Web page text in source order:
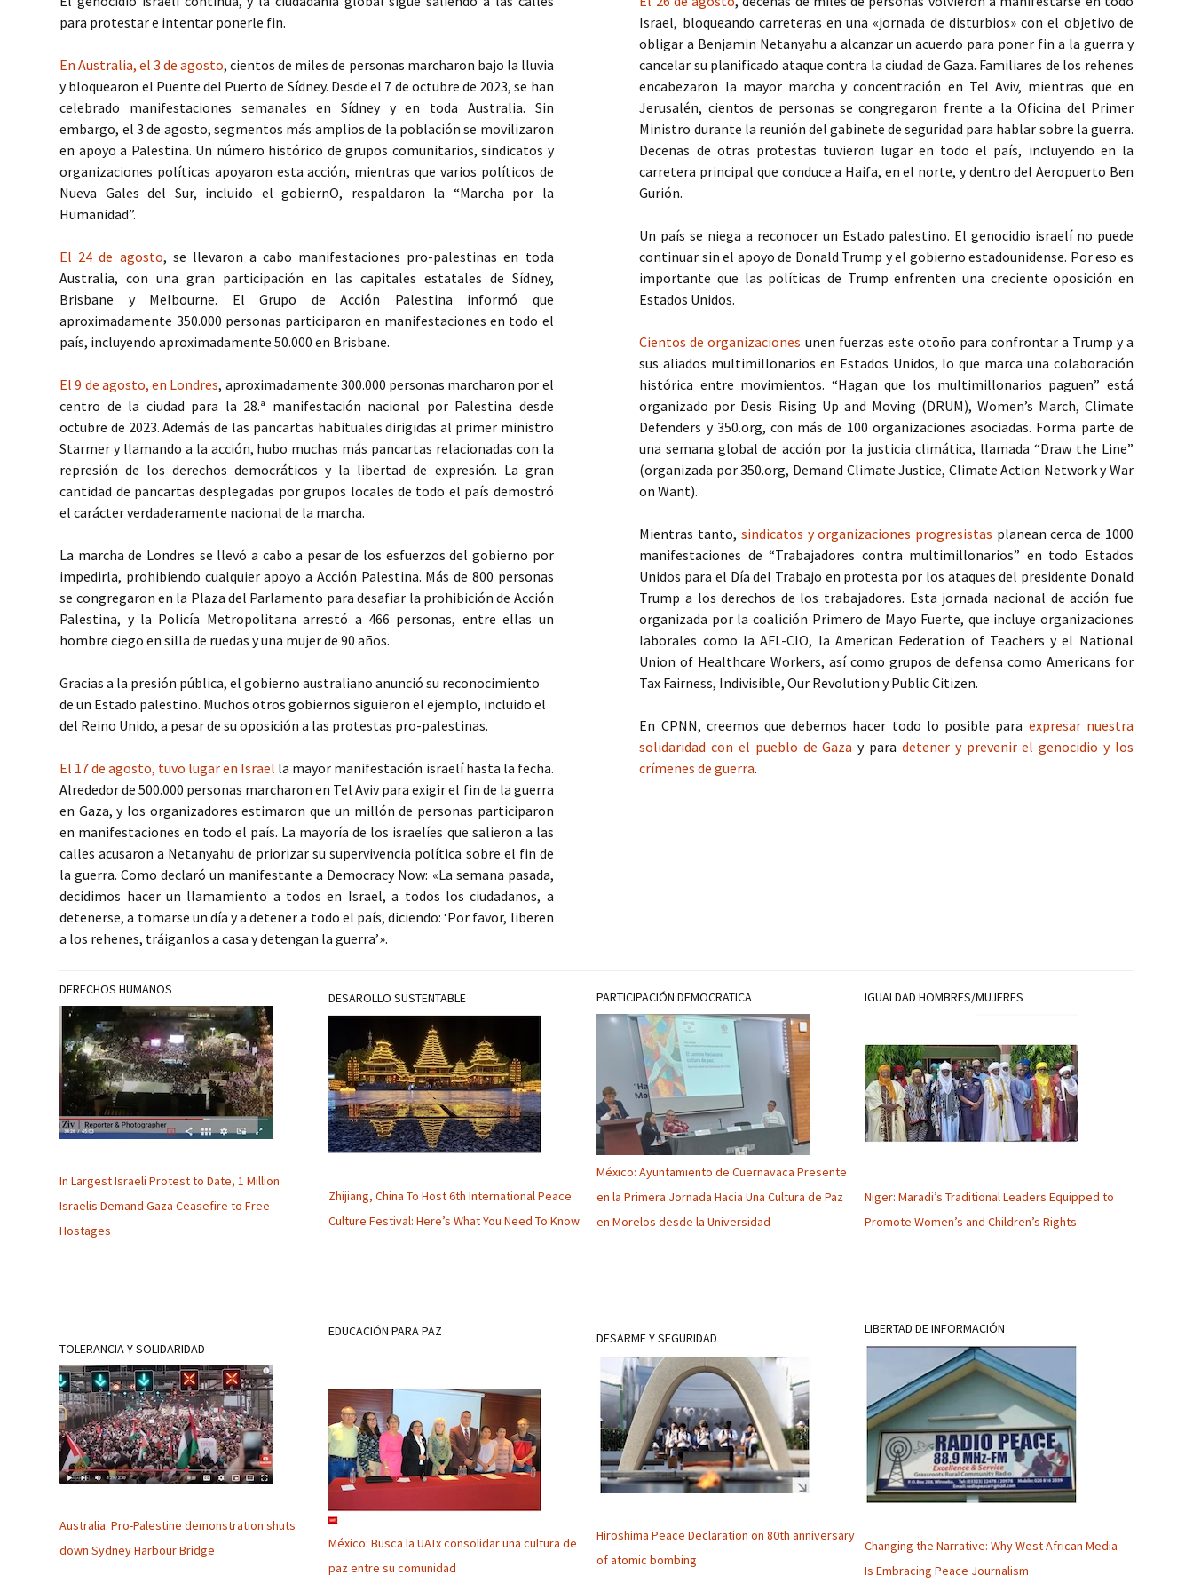
para protestar e intentar ponerle fin.
En Australia, el 3 de agosto, cientos de miles de personas marcharon bajo la lluvia
y bloquearon el Puente del Puerto de Sídney. Desde el 7 de octubre de 2023, se han
celebrado manifestaciones semanales en Sídney y en toda Australia. Sin
embargo, el 3 de agosto, segmentos más amplios de la población se movilizaron
en apoyo a Palestina. Un número histórico de grupos comunitarios, sindicatos y
organizaciones políticas apoyaron esta acción, mientras que varios políticos de
Nueva Gales del Sur, incluido el gobiernO, respaldaron la “Marcha por la
Humanidad”.
El 24 de agosto, se llevaron a cabo manifestaciones pro-palestinas en toda
Australia, con una gran participación en las capitales estatales de Sídney,
Brisbane y Melbourne. El Grupo de Acción Palestina informó que
aproximadamente 350.000 personas participaron en manifestaciones en todo el
país, incluyendo aproximadamente 50.000 en Brisbane.
El 9 de agosto, en Londres, aproximadamente 300.000 personas marcharon por el
centro de la ciudad para la 28.ª manifestación nacional por Palestina desde
octubre de 2023. Además de las pancartas habituales dirigidas al primer ministro
Starmer y llamando a la acción, hubo muchas más pancartas relacionadas con la
represión de los derechos democráticos y la libertad de expresión. La gran
cantidad de pancartas desplegadas por grupos locales de todo el país demostró
el carácter verdaderamente nacional de la marcha.
La marcha de Londres se llevó a cabo a pesar de los esfuerzos del gobierno por
impedirla, prohibiendo cualquier apoyo a Acción Palestina. Más de 800 personas
se congregaron en la Plaza del Parlamento para desafiar la prohibición de Acción
Palestina, y la Policía Metropolitana arrestó a 466 personas, entre ellas un
hombre ciego en silla de ruedas y una mujer de 90 años.
Gracias a la presión pública, el gobierno australiano anunció su reconocimiento
de un Estado palestino. Muchos otros gobiernos siguieron el ejemplo, incluido el
del Reino Unido, a pesar de su oposición a las protestas pro-palestinas.
El 17 de agosto, tuvo lugar en Israel la mayor manifestación israelí hasta la fecha.
Alrededor de 500.000 personas marcharon en Tel Aviv para exigir el fin de la guerra
en Gaza, y los organizadores estimaron que un millón de personas participaron
en manifestaciones en todo el país. La mayoría de los israelíes que salieron a las
calles acusaron a Netanyahu de priorizar su supervivencia política sobre el fin de
la guerra. Como declaró un manifestante a Democracy Now: «La semana pasada,
decidimos hacer un llamamiento a todos en Israel, a todos los ciudadanos, a
detenerse, a tomarse un día y a detener a todo el país, diciendo: ‘Por favor, liberen
a los rehenes, tráiganlos a casa y detengan la guerra’».
Israel, bloqueando carreteras en una «jornada de disturbios» con el objetivo de
obligar a Benjamin Netanyahu a alcanzar un acuerdo para poner fin a la guerra y
cancelar su planificado ataque contra la ciudad de Gaza. Familiares de los rehenes
encabezaron la mayor marcha y concentración en Tel Aviv, mientras que en
Jerusalén, cientos de personas se congregaron frente a la Oficina del Primer
Ministro durante la reunión del gabinete de seguridad para hablar sobre la guerra.
Decenas de otras protestas tuvieron lugar en todo el país, incluyendo en la
carretera principal que conduce a Haifa, en el norte, y dentro del Aeropuerto Ben
Gurión.
Un país se niega a reconocer un Estado palestino. El genocidio israelí no puede
continuar sin el apoyo de Donald Trump y el gobierno estadounidense. Por eso es
importante que las políticas de Trump enfrenten una creciente oposición en
Estados Unidos.
Cientos de organizaciones unen fuerzas este otoño para confrontar a Trump y a
sus aliados multimillonarios en Estados Unidos, lo que marca una colaboración
histórica entre movimientos. “Hagan que los multimillonarios paguen” está
organizado por Desis Rising Up and Moving (DRUM), Women’s March, Climate
Defenders y 350.org, con más de 100 organizaciones asociadas. Forma parte de
una semana global de acción por la justicia climática, llamada “Draw the Line”
(organizada por 350.org, Demand Climate Justice, Climate Action Network y War
on Want).
Mientras tanto, sindicatos y organizaciones progresistas planean cerca de 1000
manifestaciones de “Trabajadores contra multimillonarios” en todo Estados
Unidos para el Día del Trabajo en protesta por los ataques del presidente Donald
Trump a los derechos de los trabajadores. Esta jornada nacional de acción fue
organizada por la coalición Primero de Mayo Fuerte, que incluye organizaciones
laborales como la AFL-CIO, la American Federation of Teachers y el National
Union of Healthcare Workers, así como grupos de defensa como Americans for
Tax Fairness, Indivisible, Our Revolution y Public Citizen.
En CPNN, creemos que debemos hacer todo lo posible para expresar nuestra
solidaridad con el pueblo de Gazay para detener y prevenir el genocidio y los
crímenes de guerra.
DERECHOS HUMANOS
In Largest Israeli Protest to Date, 1 Million
Israelis Demand Gaza Ceasefire to Free
Hostages
DESAROLLO SUSTENTABLE
Zhijiang, China To Host 6th International Peace
Culture Festival: Here’s What You Need To Know
PARTICIPACIÓN DEMOCRATICA
México: Ayuntamiento de Cuernavaca Presente
en la Primera Jornada Hacia Una Cultura de Paz
en Morelos desde la Universidad
IGUALDAD HOMBRES/MUJERES
Niger: Maradi’s Traditional Leaders Equipped to
Promote Women’s and Children’s Rights
TOLERANCIA Y SOLIDARIDAD
Australia: Pro-Palestine demonstration shuts
down Sydney Harbour Bridge
EDUCACIÓN PARA PAZ
México: Busca la UATx consolidar una cultura de
paz entre su comunidad
DESARME Y SEGURIDAD
Hiroshima Peace Declaration on 80th anniversary
of atomic bombing
LIBERTAD DE INFORMACIÓN
Changing the Narrative: Why West African Media
Is Embracing Peace Journalism